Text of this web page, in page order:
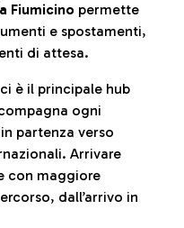
Fiumicino permette
e spostamenti,
di attesa.
è il principale hub
ogni
partenza verso
Arrivare
con maggiore
dall’arrivo in